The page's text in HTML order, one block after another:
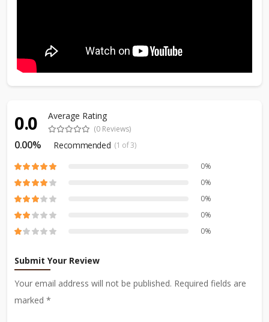
0.0 Average Rating
(0 Reviews)
0.00% Recommended (1 of 3)
0%
0%
0%
0%
0%
Submit Your Review
Your email address will not be published. Required fields are
marked *